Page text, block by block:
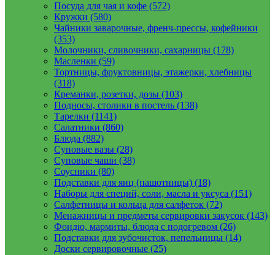
Посуда для чая и кофе (572)
Кружки (580)
Чайники заварочные, френч-прессы, кофейники
(353)
Молочники, сливочники, сахарницы (178)
Масленки (59)
Тортницы, фруктовницы, этажерки, хлебницы
(318)
Креманки, розетки, дозы (103)
Подносы, столики в постель (138)
Тарелки (1141)
Салатники (860)
Блюда (882)
Суповые вазы (28)
Суповые чаши (38)
Соусники (80)
Подставки для яиц (пашотницы) (18)
Наборы для специй, соли, масла и уксуса (151)
Салфетницы и кольца для салфеток (72)
Менажницы и предметы сервировки закусок (143)
Фондю, мармиты, блюда с подогревом (26)
Подставки для зубочисток, пепельницы (14)
Доски сервировочные (25)